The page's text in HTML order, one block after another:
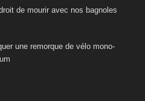
de mourir avec nos bagnoles
une remorque de vélo mono-